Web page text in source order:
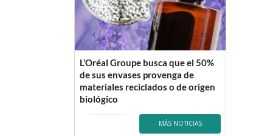
L’Oréal Groupe busca que el 50%
de sus envases provenga de
materiales reciclados o de origen
biológico
MÁS NOTICIAS